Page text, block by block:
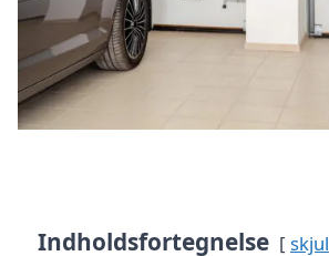
Indholdsfortegnelse skjul